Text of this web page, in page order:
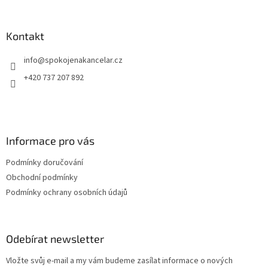
Kontakt
info@spokojenakancelar.cz
+420 737 207 892
Informace pro vás
Podmínky doručování
Obchodní podmínky
Podmínky ochrany osobních údajů
Odebírat newsletter
Vložte svůj e-mail a my vám budeme zasílat informace o nových